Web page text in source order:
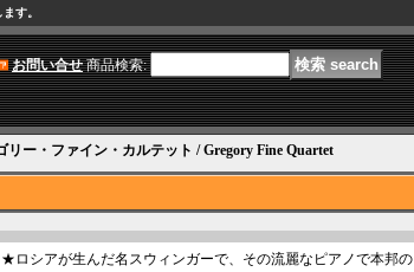
す。
お問い合せ 商品検索:
リー・ファイン・カルテット / Gregory Fine Quartet
★ロシアが生んだ名スウィンガーで、その流麗なピアノで本邦の